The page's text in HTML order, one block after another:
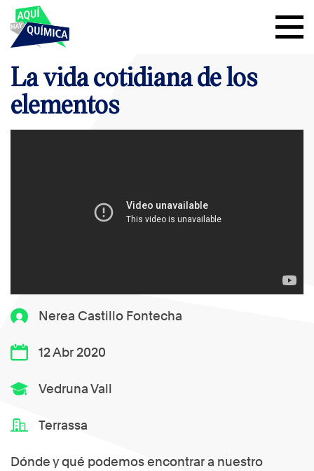
Nerea Castillo Fontecha
12 Abr 2020
Vedruna Vall
Terrassa
Dónde y qué podemos encontrar a nuestro
La vida cotidiana de los
elementos